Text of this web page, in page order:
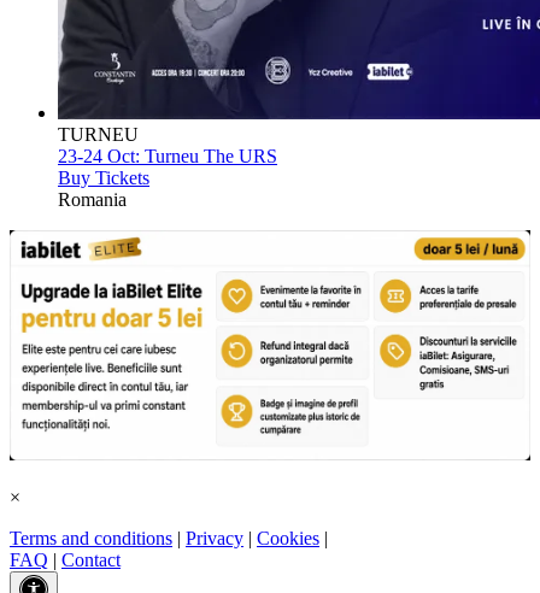
TURNEU
23-24 Oct: Turneu The URS
Buy Tickets
Romania
×
Terms and conditions | Privacy | Cookies |
FAQ | Contact